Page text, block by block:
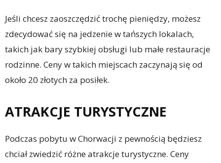
Jeśli chcesz zaoszczędzić trochę pieniędzy, możesz
zdecydować się na jedzenie w tańszych lokalach,
takich jak bary szybkiej obsługi lub małe restauracje
rodzinne. Ceny w takich miejscach zaczynają się od
około 20 złotych za posiłek.
ATRAKCJE TURYSTYCZNE
Podczas pobytu w Chorwacji z pewnością będziesz
chciał zwiedzić różne atrakcje turystyczne. Ceny